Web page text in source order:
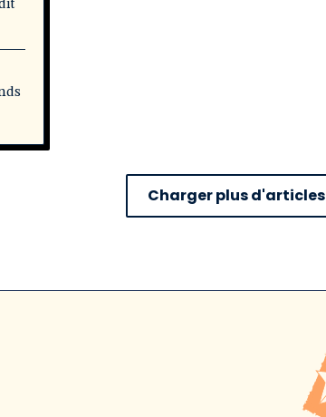
Charger plus d'articles